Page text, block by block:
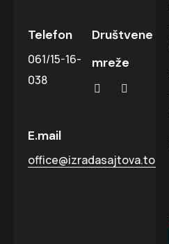
Telefon
061/15-16-
038
Društvene
mreže
E.mail
office@izradasajtova.top